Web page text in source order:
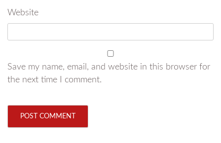
Website
Save my name, email, and website in this browser for
the next time I comment.